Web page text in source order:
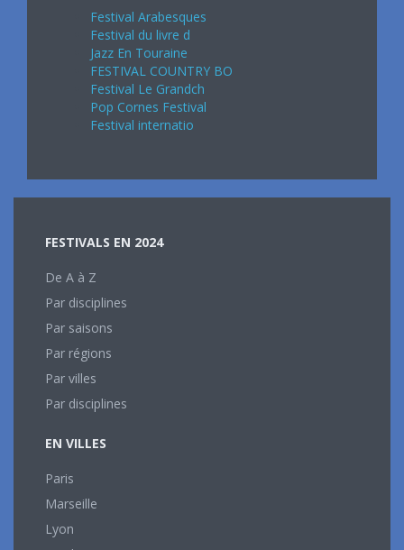
Festival Arabesques
Festival du livre d
Jazz En Touraine
FESTIVAL COUNTRY BO
Festival Le Grandch
Pop Cornes Festival
Festival internatio
FESTIVALS EN 2024
De A à Z
Par disciplines
Par saisons
Par régions
Par villes
Par disciplines
EN VILLES
Paris
Marseille
Lyon